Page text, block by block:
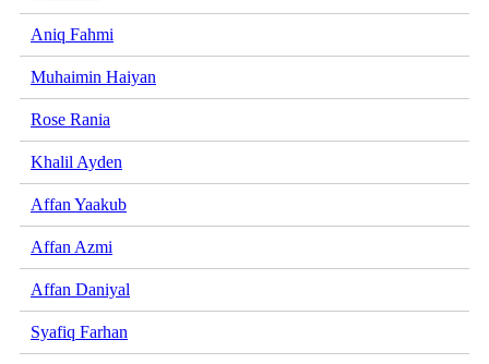
Aniq Fahmi
Muhaimin Haiyan
Rose Rania
Khalil Ayden
Affan Yaakub
Affan Azmi
Affan Daniyal
Syafiq Farhan